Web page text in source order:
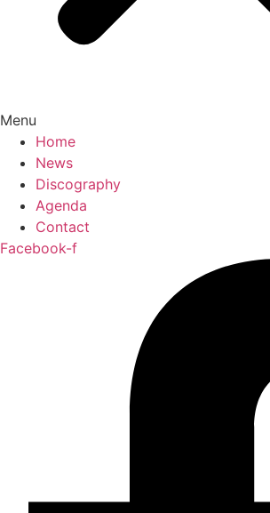
Menu
Home
News
Discography
Agenda
Contact
Facebook-f